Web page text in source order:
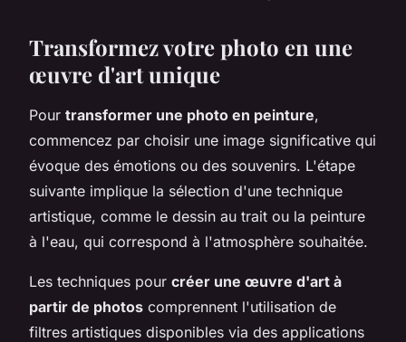
Transformez votre photo en une
œuvre d'art unique
Pour transformer une photo en peinture,
commencez par choisir une image significative qui
évoque des émotions ou des souvenirs. L'étape
suivante implique la sélection d'une technique
artistique, comme le dessin au trait ou la peinture
à l'eau, qui correspond à l'atmosphère souhaitée.
Les techniques pour créer une œuvre d'art à
partir de photos comprennent l'utilisation de
filtres artistiques disponibles via des applications